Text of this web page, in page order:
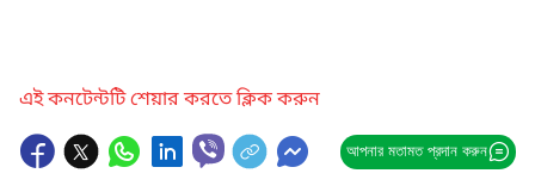
এই কনটেন্টটি শেয়ার করতে ক্লিক করুন
আপনার মতামত প্রদান করুন